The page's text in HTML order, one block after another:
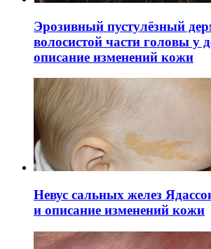
Эрозивный пустулёзный
волосистой части головы у
описание изменений кожи
Невус сальных желез
и описание изменений кожи